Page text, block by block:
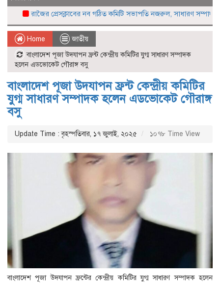
রাজৈর প্রেসক্লাবের নব গঠিত কমিটি সভাপতি নজরুল, সাধারণ সম্পাদক নাজমুল
Home
জাতীয়
বাংলাদেশ পূজা উদযাপন ফ্রন্ট কেন্দ্রীয় কমিটির যুগ্ম সাধারণ সম্পাদক
হলেন এডভোকেট গৌরাঙ্গ বসু
বাংলাদেশ পূজা উদযাপন ফ্রন্ট কেন্দ্রীয় কমিটির
যুগ্ম সাধারণ সম্পাদক হলেন এডভোকেট গৌরাঙ্গ
বসু
Update Time : বৃহস্পতিবার, ১৭ জুলাই, ২০২৫ ১০৭৮ Time View
বাংলাদেশ পূজা উদযাপন ফ্রন্টের কেন্দ্রীয় কমিটির যুগ্ম সাধারণ সম্পাদক হলেন